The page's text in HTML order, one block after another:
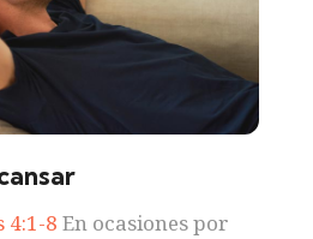
4:1-8 En ocasiones por